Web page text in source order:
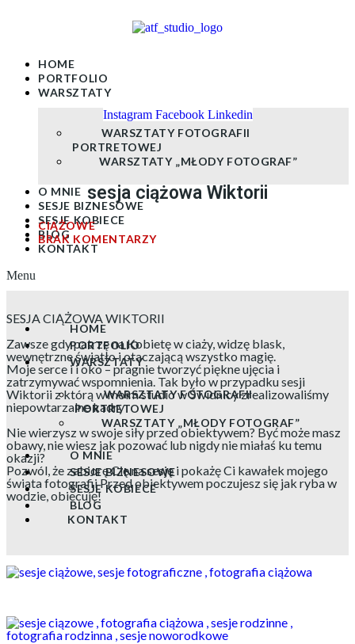
HOME
PORTFOLIO
WARSZTATY
WARSZTATY FOTOGRAFII
PORTRETOWEJ
WARSZTATY „MŁODY FOTOGRAF”
O MNIE
SESJE BIZNESOWE
SESJE KOBIECE
BLOG
KONTAKT
Menu
HOME
PORTFOLIO
WARSZTATY
WARSZTATY FOTOGRAFII
PORTRETOWEJ
WARSZTATY „MŁODY FOTOGRAF”
O MNIE
SESJE BIZNESOWE
SESJE KOBIECE
BLOG
KONTAKT
Instagram Facebook Linkedin
sesja ciążowa Wiktorii
CIĄŻOWE
BRAK KOMENTARZY
SESJA CIĄŻOWA WIKTORII
Zawsze gdy patrzę na Kobietę w ciaży, widzę blask,
wewnętrzne światło i otaczającą wszystko magię.
Moje serce i i oko – pragnie tworzyć piękne ujęcia i
zatrzymywać wspomnienia. Tak było w przypadku sesji
Wiktorii z którą w moim studio w Świdnicy zrealizowaliśmy
niepowtarzalne kadry
Nie wierzysz w swoje siły przed obiektywem? Być może masz
obawy, nie wiesz jak pozować lub nigdy nie miałaś ku temu
okazji?
Pozwól, że zabiorę Cię na sesję i pokażę Ci kawałek mojego
świata fotografii Przed obiektywem poczujesz się jak ryba w
wodzie, obiecuję!